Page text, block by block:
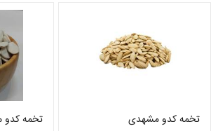
تخمه کدو مشهدی
تخمه کدو